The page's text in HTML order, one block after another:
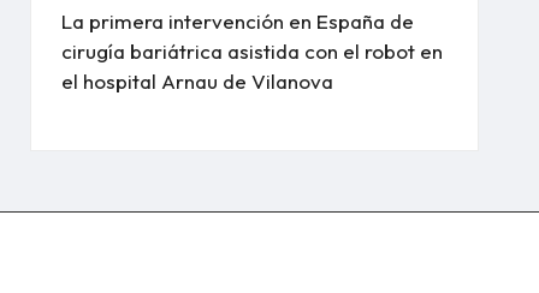
La primera intervención en España de
cirugía bariátrica asistida con el robot en
el hospital Arnau de Vilanova